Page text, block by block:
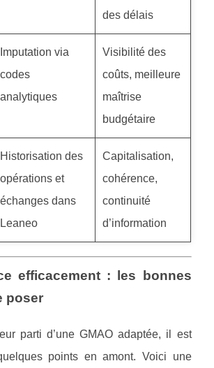
des délais
Imputation via
codes
analytiques
Visibilité des
coûts, meilleure
maîtrise
budgétaire
Historisation des
opérations et
échanges dans
Leaneo
Capitalisation,
cohérence,
continuité
d’information
efficacement : les bonnes
poser
parti d’une GMAO adaptée, il est
points en amont. Voici une